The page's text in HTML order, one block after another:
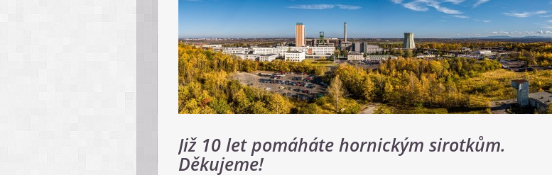
Již 10 let pomáháte hornickým sirotkům.
Děkujeme!